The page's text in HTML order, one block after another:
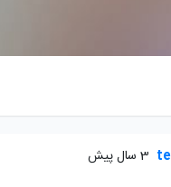
3 سال پیش